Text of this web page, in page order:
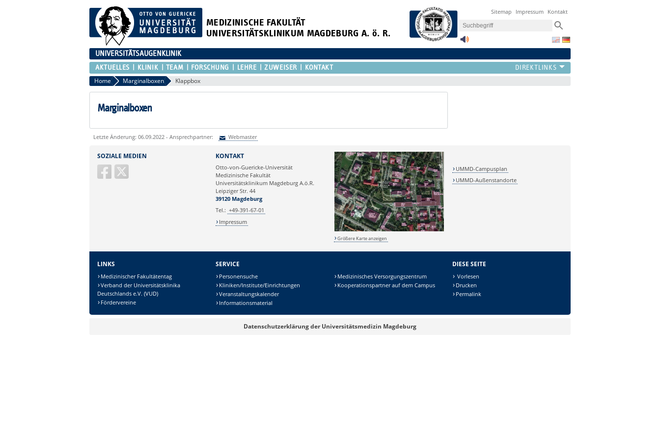
MEDIZINISCHE FAKULTÄT
UNIVERSITÄTSKLINIKUM MAGDEBURG A. ö. R.
Sitemap Impressum Kontakt
UNIVERSITÄTSAUGENKLINIK
AKTUELLES KLINIK TEAM FORSCHUNG LEHRE ZUWEISER KONTAKT
Home Marginalboxen Klappbox
Marginalboxen
Letzte Änderung: 06.09.2022 - Ansprechpartner: Webmaster
Ihre E-Mailadresse:
Sicherheitsabfrage:
SOZIALE MEDIEN KONTAKT
Otto-von-Guericke-Universität
Medizinische Fakultät
Universitätsklinikum Magdeburg A.ö.R.
Leipziger Str. 44
39120 Magdeburg
Tel.: +49-391-67-01
Impressum
Größere Karte anzeigen
UMMD-Campusplan
UMMD-Außenstandorte
LINKS
Medizinischer Fakultätentag
Verband der Universitätsklinika
Deutschlands e.V. (VUD)
Fördervereine
SERVICE
Personensuche
Kliniken/Institute/Einrichtungen
Veranstaltungskalender
Informationsmaterial
Medizinisches Versorgungszentrum
Kooperationspartner auf dem Campus
DIESE SEITE
Vorlesen
Drucken
Permalink
Datenschutzerklärung der Universitätsmedizin Magdeburg